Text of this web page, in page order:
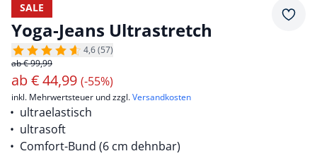
SALE
Yoga-Jeans Ultrastretch
4,6 (57)
ab € 99,99
ab€44,99 (-55%)
inkl. Mehrwertsteuer und zzgl.Versandkosten
ultraelastisch
ultrasoft
Comfort-Bund (6 cm dehnbar)